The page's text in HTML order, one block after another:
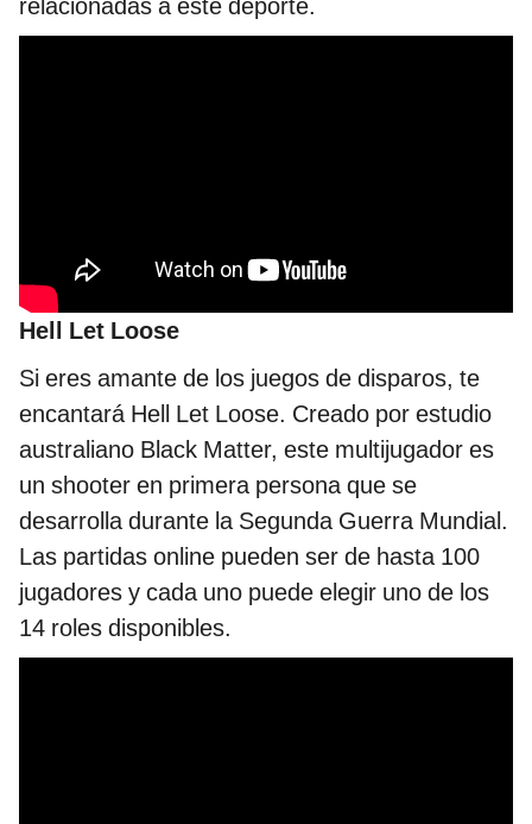
relacionadas a este deporte.
Hell Let Loose
Si eres amante de los juegos de disparos, te
encantará Hell Let Loose. Creado por estudio
australiano Black Matter, este multijugador es
un shooter en primera persona que se
desarrolla durante la Segunda Guerra Mundial.
Las partidas online pueden ser de hasta 100
jugadores y cada uno puede elegir uno de los
14 roles disponibles.